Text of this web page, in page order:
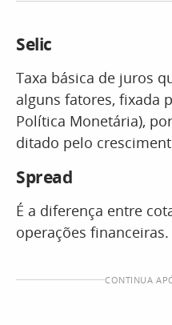
Selic
Taxa básica de juros
alguns fatores, fixada
Política Monetária),
ditado pelo
Spread
É a diferença entre
operações financeiras.
CONTINUA